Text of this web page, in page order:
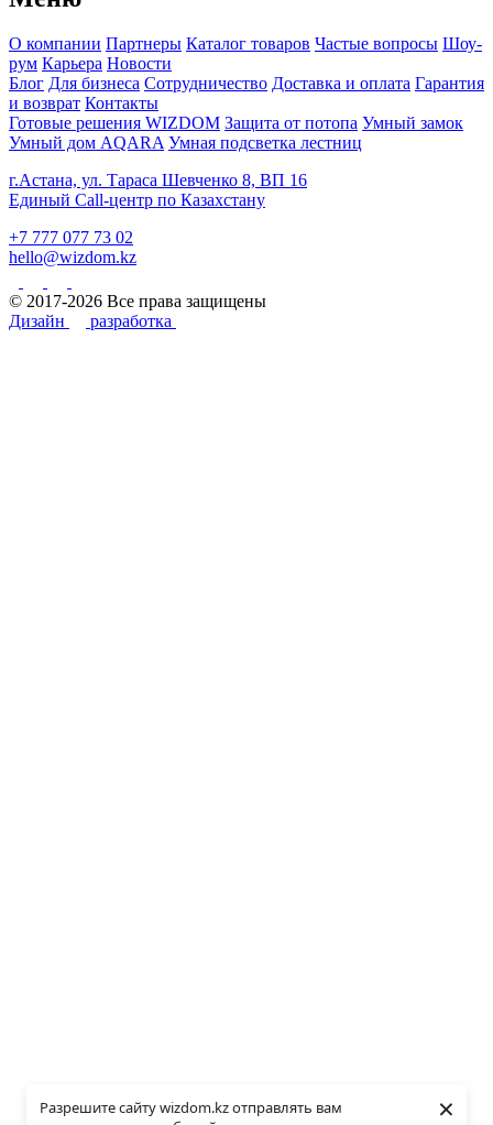
Разрешите сайту wizdom.kz отправлять вам
×
О компании Партнеры Каталог товаров Частые вопросы Шоу-
рум Карьера Новости
Блог Для бизнеса Сотрудничество Доставка и оплата Гарантия
и возврат Контакты
Готовые решения WIZDOM Защита от потопа Умный замок
Умный дом AQARA Умная подсветка лестниц
г.Астана, ул. Тараса Шевченко 8, ВП 16
Единый Call-центр по Казахстану
+7 777 077 73 02
hello@wizdom.kz
© 2017-2026 Все права защищены
Дизайн
разработка